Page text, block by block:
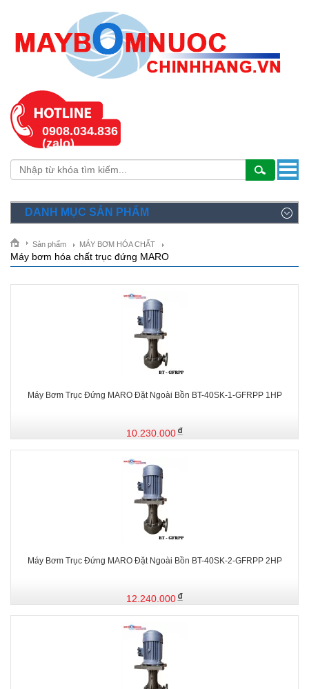
0908.034.836
(zalo)
DANH MỤC SẢN PHẨM
Sản phẩm MÁY BƠM HÓA CHẤT
Máy bơm hóa chất trục đứng MARO
Máy Bơm Trục Đứng MARO Đặt Ngoài Bồn BT-40SK-1-GFRPP 1HP
10.230.000
Máy Bơm Trục Đứng MARO Đặt Ngoài Bồn BT-40SK-2-GFRPP 2HP
12.240.000